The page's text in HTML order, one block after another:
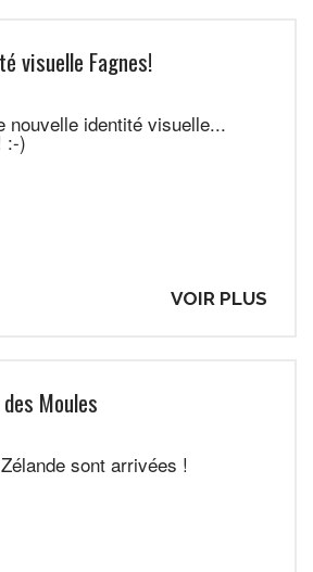
visuelle Fagnes!
nouvelle identité visuelle...
:-)
VOIR PLUS
Moules
sont arrivées !